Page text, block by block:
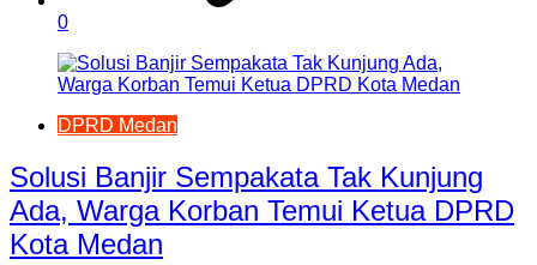
0
DPRD Medan
Solusi Banjir Sempakata Tak Kunjung
Ada, Warga Korban Temui Ketua DPRD
Kota Medan